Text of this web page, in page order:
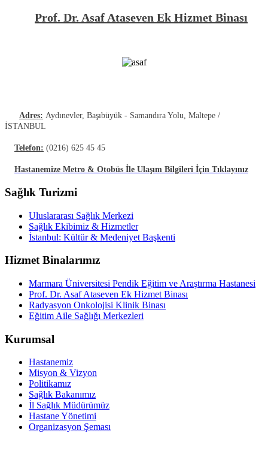
Prof. Dr. Asaf Ataseven Ek Hizmet Binası
Adres: Aydınevler, Başıbüyük - Samandıra Yolu, Maltepe /
İSTANBUL
Telefon: (0216) 625 45 45
Hastanemize Metro & Otobüs İle Ulaşım Bilgileri İçin Tıklayınız
Sağlık Turizmi
Uluslararası Sağlık Merkezi
Sağlık Ekibimiz & Hizmetler
İstanbul: Kültür & Medeniyet Başkenti
Hizmet Binalarımız
Marmara Üniversitesi Pendik Eğitim ve Araştırma Hastanesi
Prof. Dr. Asaf Ataseven Ek Hizmet Binası
Radyasyon Onkolojisi Klinik Binası
Eğitim Aile Sağlığı Merkezleri
Kurumsal
Hastanemiz
Misyon & Vizyon
Politikamız
Sağlık Bakanımız
İl Sağlık Müdürümüz
Hastane Yönetimi
Organizasyon Şeması